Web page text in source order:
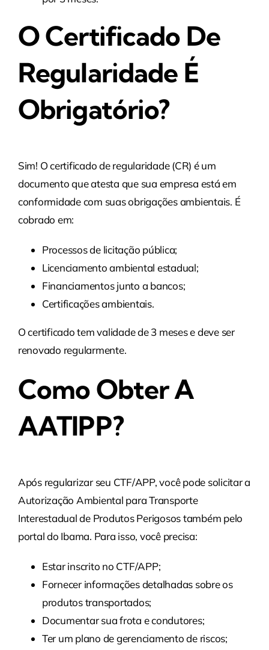
O Certificado De
Regularidade É
Obrigatório?
Sim! O certificado de regularidade (CR) é um
documento que atesta que sua empresa está em
conformidade com suas obrigações ambientais. É
cobrado em:
Processos de licitação pública;
Licenciamento ambiental estadual;
Financiamentos junto a bancos;
Certificações ambientais.
O certificado tem validade de 3 meses e deve ser
renovado regularmente.
Como Obter A
AATIPP?
Após regularizar seu CTF/APP, você pode solicitar a
Autorização Ambiental para Transporte
Interestadual de Produtos Perigosos também pelo
portal do Ibama. Para isso, você precisa:
Estar inscrito no CTF/APP;
Fornecer informações detalhadas sobre os
produtos transportados;
Documentar sua frota e condutores;
Ter um plano de gerenciamento de riscos;